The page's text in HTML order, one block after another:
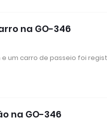
na GO-346
um carro de passeio foi
na GO-346